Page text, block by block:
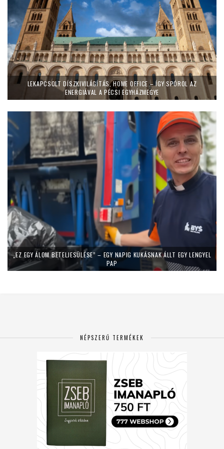
LEKAPCSOLT DÍSZKIVILÁGÍTÁS, HOME OFFICE – ÍGY SPÓROL AZ
ENERGIÁVAL A PÉCSI EGYHÁZMEGYE
„EZ EGY ÁLOM BETELJESÜLÉSE” – EGY NAPIG KUKÁSNAK ÁLLT EGY LENGYEL
PAP
NÉPSZERŰ TERMÉKEK